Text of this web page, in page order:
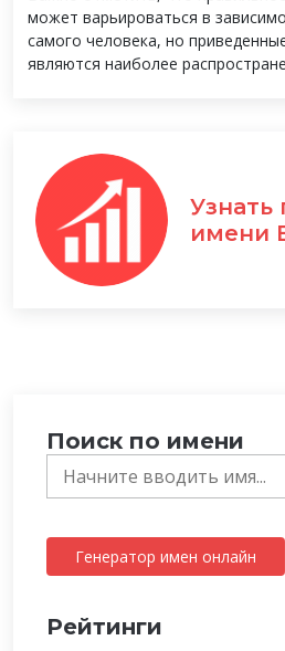
может варьироваться в
самого человека, но
являются наиболее
Узнать
имени
Поиск по имени
Генератор имен онлайн
Рейтинги